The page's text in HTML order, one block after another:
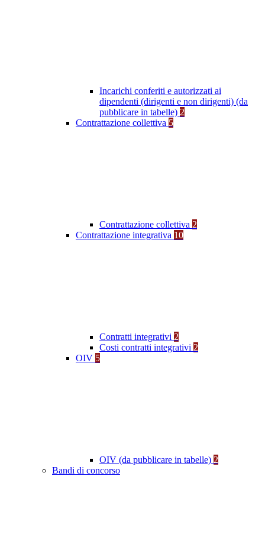
Incarichi conferiti e autorizzati ai
dipendenti (dirigenti e non dirigenti) (da
pubblicare in tabelle) 2
Contrattazione collettiva 5
Contrattazione collettiva 2
Contrattazione integrativa 10
Contratti integrativi 2
Costi contratti integrativi 2
OIV 5
OIV (da pubblicare in tabelle) 2
Bandi di concorso